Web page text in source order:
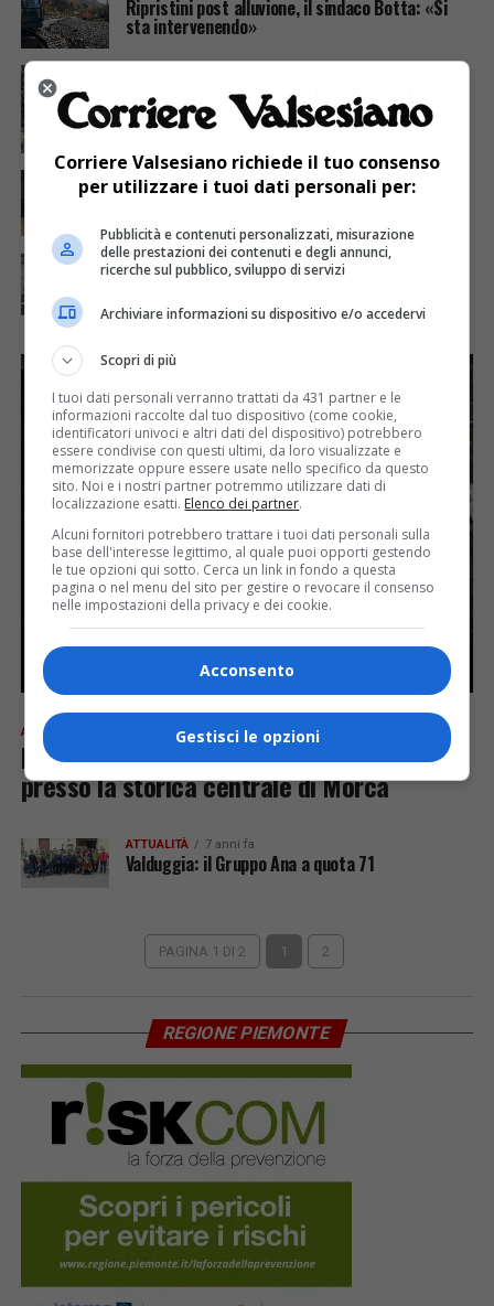
Ripristini post alluvione, il sindaco Botta: «Si
sta intervenendo»
Montagna antica Montagna da salvare a Oro del
Nasso
Morca, le iniziative del carnevale
ATTUALITÀ 7 anni fa
E che sia davvero una «buona» scuola
ATTUALITÀ
Nuova avventura per il Gescav
presso la storica centrale di Morca
ATTUALITÀ 7 anni fa
Valduggia: il Gruppo Ana a quota 71
PAGINA 1 DI 2 1 2
REGIONE PIEMONTE
Corriere Valsesiano richiede il tuo consenso
per utilizzare i tuoi dati personali per:
Pubblicità e contenuti personalizzati, misurazione
delle prestazioni dei contenuti e degli annunci,
ricerche sul pubblico, sviluppo di servizi
Archiviare informazioni su dispositivo e/o accedervi
Scopri di più
I tuoi dati personali verranno trattati da 431 partner e le
informazioni raccolte dal tuo dispositivo (come cookie,
identificatori univoci e altri dati del dispositivo) potrebbero
essere condivise con questi ultimi, da loro visualizzate e
memorizzate oppure essere usate nello specifico da questo
sito. Noi e i nostri partner potremmo utilizzare dati di
localizzazione esatti. Elenco dei partner.
Alcuni fornitori potrebbero trattare i tuoi dati personali sulla
base dell'interesse legittimo, al quale puoi opporti gestendo
le tue opzioni qui sotto. Cerca un link in fondo a questa
pagina o nel menu del sito per gestire o revocare il consenso
nelle impostazioni della privacy e dei cookie.
Acconsento
Gestisci le opzioni